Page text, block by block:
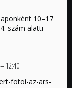
10–17
szám alatti
12:40
fotoi-az-ars-